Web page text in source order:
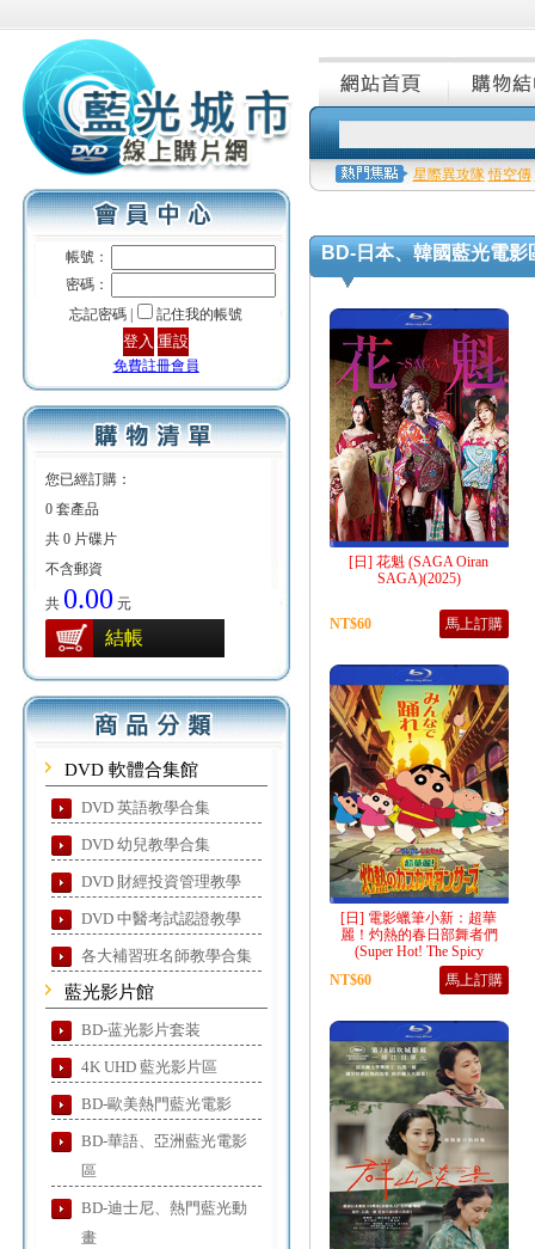
帳號：
密碼：
忘記密碼 |
記住我的帳號
免費註冊會員
您已經訂購：
0 套產品
共 0 片碟片
不含郵資
共 0.00 元
結帳
DVD 軟體合集館
DVD 英語教學合集
DVD 幼兒教學合集
DVD 財經投資管理教學
DVD 中醫考試認證教學
各大補習班名師教學合集
藍光影片館
BD-蓝光影片套装
4K UHD 藍光影片區
BD-歐美熱門藍光電影
BD-華語、亞洲藍光電影
區
BD-迪士尼、熱門藍光動
畫
星際異攻隊 悟空傳
BD-日本、韓國藍光電影
[日] 花魁 (SAGA Oiran
SAGA)(2025)
NT$60 馬上訂購
[日] 電影蠟筆小新：超華
麗！灼熱的春日部舞者們
(Super Hot! The Spicy
Kasukabe Dancers)(2025)
NT$60 馬上訂購